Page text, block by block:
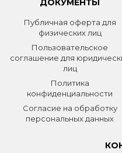
ДОКУМЕНТЫ
Публичная оферта для
физических лиц
Пользовательское
соглашение для
лиц
Политика
конфиденциальности
Согласие на обработку
персональных данных